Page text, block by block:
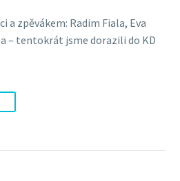
a zpěvákem: Radim Fiala, Eva
– tentokrát jsme dorazili do KD